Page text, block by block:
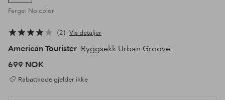
Farge: No color
2 Vis detaljer
American Tourister Ryggsekk Urban Groove
699 NOK
Rabattkode gjelder ikke